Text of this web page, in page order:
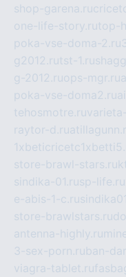
shop-garena.ru
one-life-story.rutop-
poka-vse-doma-2.ru
g2012.rutst-1.ru
g-2012.ruops-mgr.ru
poka-vse-doma2.ru
tehosmotre.ru
raytor-d.ru
store-brawl-stars.ru
sindika-01.rusp-life.ru
e-abis-1-c.ru
store-brawlstars.ru
antenna-highly.ru
3-sex-porn.ruban-
viagra-tablet.ru